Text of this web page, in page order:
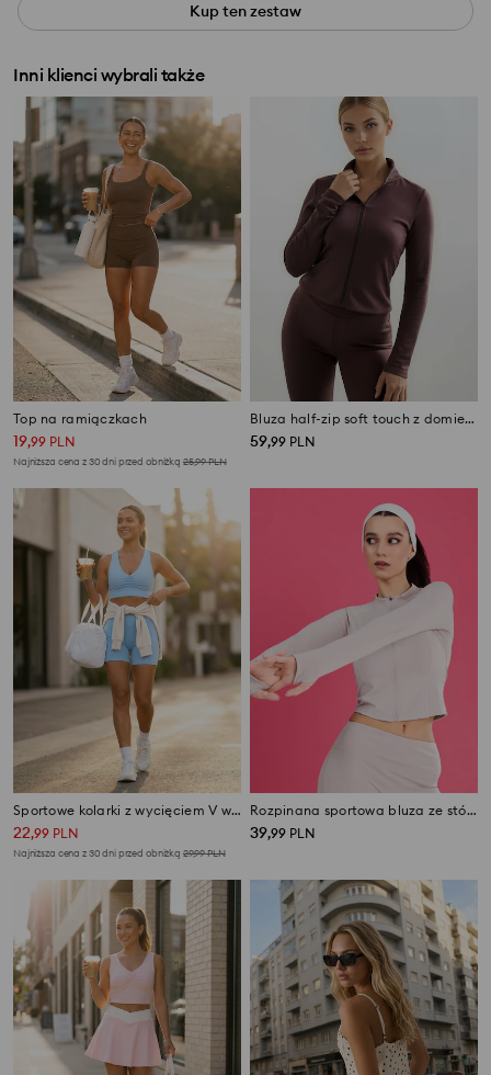
Kup ten zestaw
Inni klienci wybrali także
Top na ramiączkach
19,99 PLN
Najniższa cena z 30 dni przed obniżką 25,99PLN
Bluza half-zip soft touch z domieszką wiskozy Gym Hard
59,99 PLN
Sportowe kolarki z wycięciem V w talii Gym Hard
22,99 PLN
Najniższa cena z 30 dni przed obniżką 29,99PLN
Rozpinana sportowa bluza ze stójką i otworami na kciuki Gym Hard
39,99 PLN